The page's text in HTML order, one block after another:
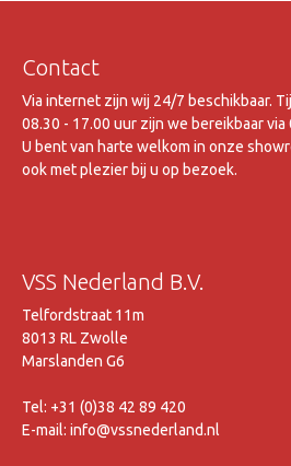
Contact
Via internet zijn wij 24/7 beschikbaar.
08.30 - 17.00 uur zijn we bereikbaar
U bent van harte welkom in onze
ook met plezier bij u op bezoek.
VSS Nederland B.V.
Telfordstraat 11m
8013 RL Zwolle
Marslanden G6
Tel: +31 (0)38 42 89 420
E-mail: info@vssnederland.nl